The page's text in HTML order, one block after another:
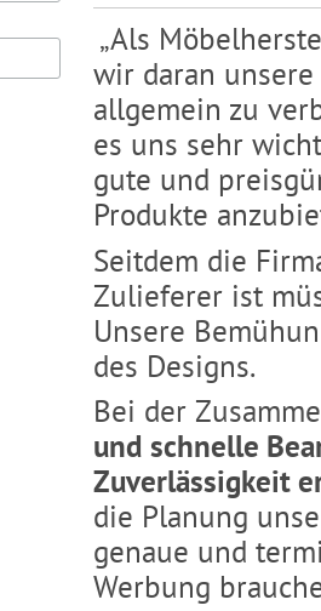
„Als
wir daran
allgemein zu
es uns sehr
gute und
Produkte
Seitdem die
Zulieferer ist
Unsere
des Designs.
Bei der
und schnelle
Zuverlässigkeit
die Planung
genaue und
Werbung